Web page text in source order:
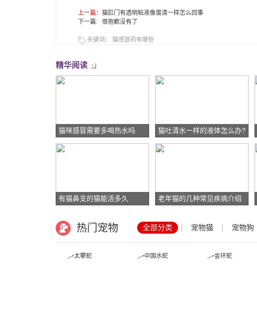
上一篇 ： 猫肛门有透明粘液像蛋清一样怎么回事
下一篇: 很抱歉没有了
关键词： 猫感冒药有哪些
精华阅读
猫咪感冒需要多喝热水吗 猫吐清水一样的液体怎么办?
有猫鼻支的猫能活多久 老年猫的几种常见疾病介绍
热门宠物 全部分类 宠物猫 宠物狗